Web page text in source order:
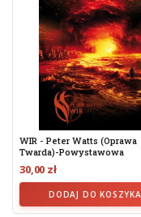
WIR - Peter Watts (oprawa
Twarda)-Powystawowa
30,00 zł
DODAJ DO KOSZYKA